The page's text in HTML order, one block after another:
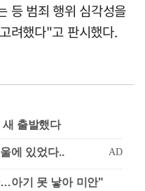
등 범죄 행위 심각성을
려했다"고 판시했다.
출발했다
아기 못 낳아 미안"